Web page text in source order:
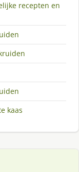
recepten en
kaas